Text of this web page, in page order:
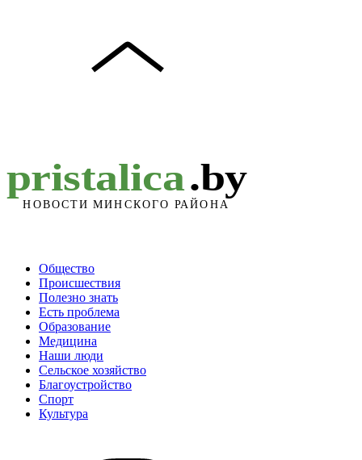
Общество
Происшествия
Полезно знать
Есть проблема
Образование
Медицина
Наши люди
Сельское хозяйство
Благоустройство
Спорт
Культура